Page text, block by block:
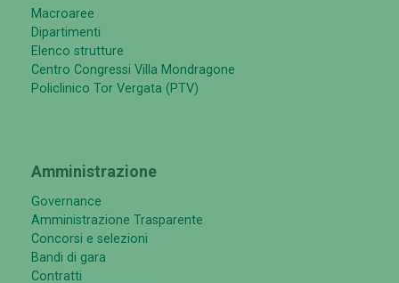
Macroaree
Dipartimenti
Elenco strutture
Centro Congressi Villa Mondragone
Policlinico Tor Vergata (PTV)
Amministrazione
Governance
Amministrazione Trasparente
Concorsi e selezioni
Bandi di gara
Contratti